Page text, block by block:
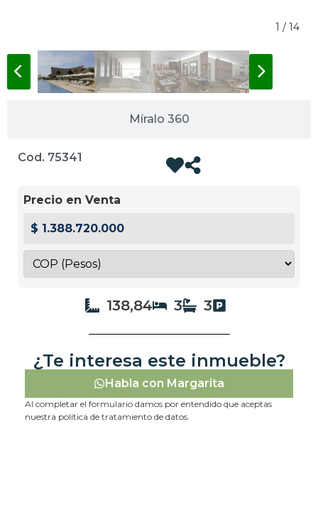
Míralo 360
1 / 14
Cod. 75341
Precio en Venta
$ 1.388.720.000
138,84 3 3
¿Te interesa este inmueble?
Habla con Margarita
Al completar el formulario damos por entendido que aceptas
nuestra política de tratamiento de datos.